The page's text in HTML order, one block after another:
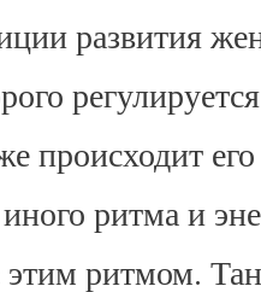
развития
происходит
ритма и
этим ритмом.